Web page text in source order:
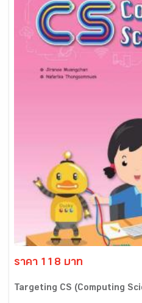
ราคา 118 บาท
Targeting CS (Computing